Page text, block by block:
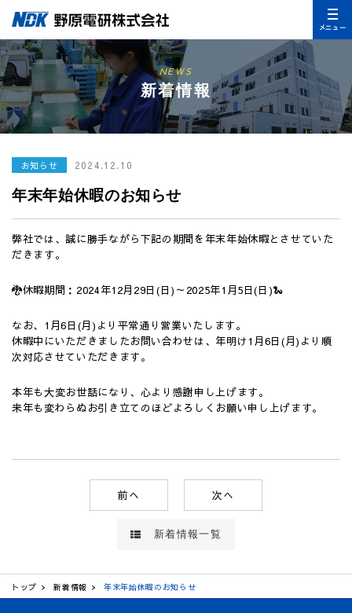
メニュー
NEWS
新着情報
お知らせ 2024.12.10
年末年始休暇のお知らせ
弊社では、誠に勝手ながら下記の期間を年末年始休暇とさせていた
だきます。
🐉休暇期間：2024年12月29日(日)～2025年1月5日(日)🐍
なお、1月6日(月)より平常通り営業いたします。
休暇中にいただきましたお問い合わせは、年明け1月6日(月)より順
次対応させていただきます。
本年も大変お世話になり、心より感謝申し上げます。
来年も変わらぬお引き立てのほどよろしくお願い申し上げます。
前へ 次へ
新着情報一覧
トップ 新着情報 年末年始休暇のお知らせ